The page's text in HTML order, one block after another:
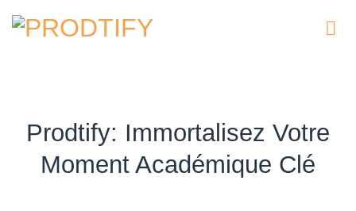
au
Prodtify: Immortalisez Votre
Moment Académique Clé